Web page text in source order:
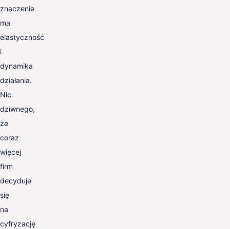
znaczenie
ma
elastyczność
i
dynamika
działania.
Nic
dziwnego,
że
coraz
więcej
firm
decyduje
się
na
cyfryzację